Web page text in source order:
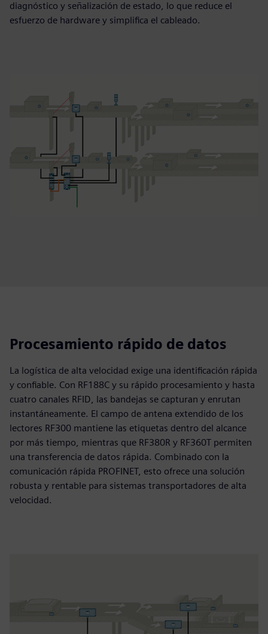
diagnóstico y señalización de estado, lo que reduce el
esfuerzo de hardware y simplifica el cableado.
Procesamiento rápido de datos
La logística de alta velocidad exige una identificación rápida
y confiable. Con RF188C y su rápido procesamiento y hasta
cuatro canales RFID, las bandejas se capturan y enrutan
instantáneamente. El campo de antena extendido de los
lectores RF300 mantiene las etiquetas dentro del alcance
por más tiempo, mientras que RF380R y RF360T permiten
una transferencia de datos rápida. Combinado con la
comunicación rápida PROFINET, esto ofrece una solución
robusta y rentable para sistemas transportadores de alta
velocidad.